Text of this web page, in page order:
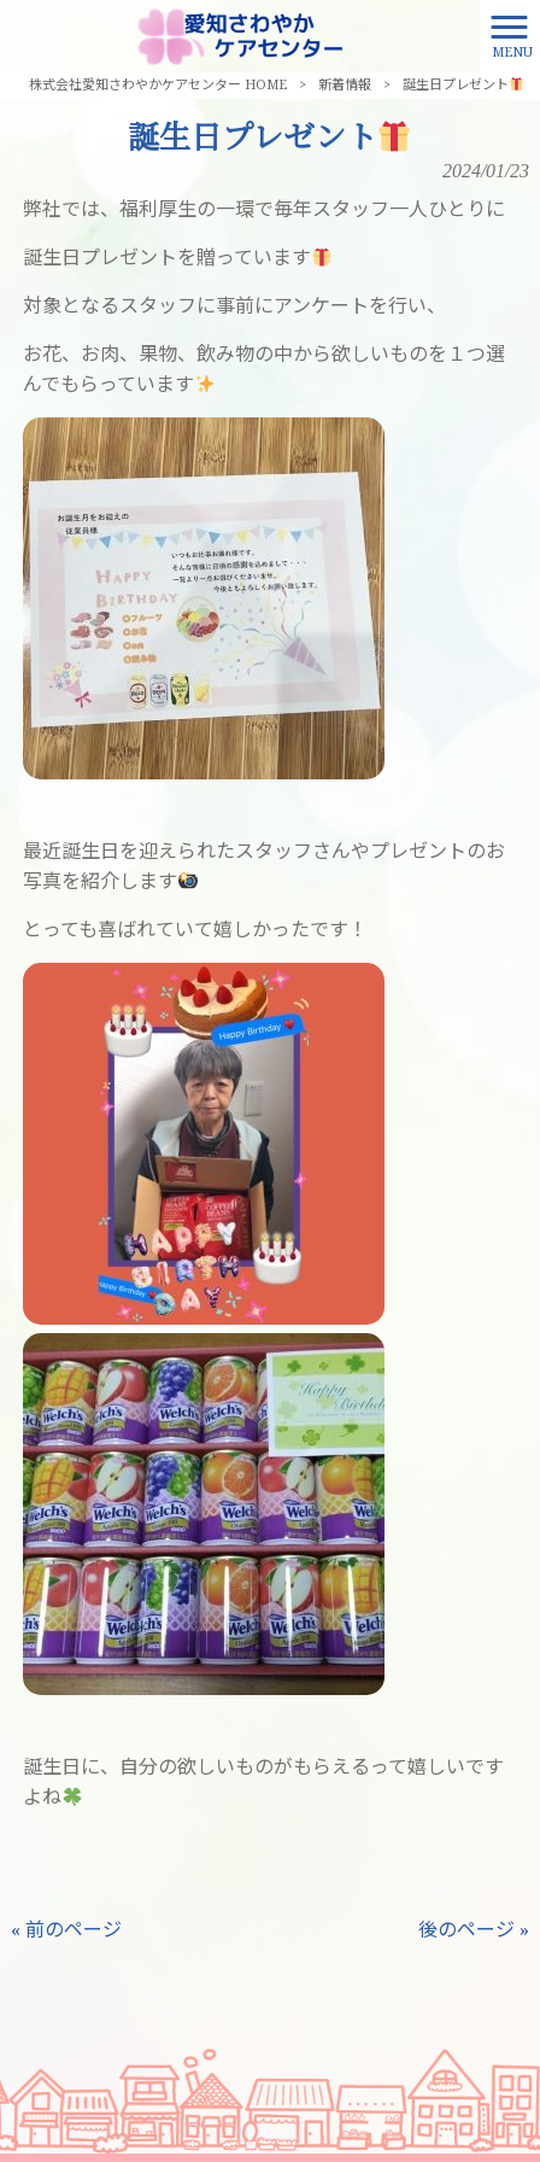
MENU
株式会社愛知さわやかケアセンター HOME > 新着情報 > 誕生日プレゼント
誕生日プレゼント
2024/01/23
弊社では、福利厚生の一環で毎年スタッフ一人ひとりに
誕生日プレゼントを贈っています
対象となるスタッフに事前にアンケートを行い、
お花、お肉、果物、飲み物の中から欲しいものを１つ選
んでもらっています
最近誕生日を迎えられたスタッフさんやプレゼントのお
写真を紹介します
とっても喜ばれていて嬉しかったです！
誕生日に、自分の欲しいものがもらえるって嬉しいです
よね
« 前のページ 後のページ »